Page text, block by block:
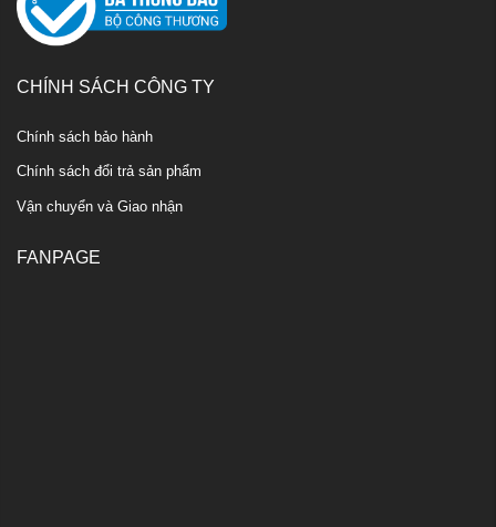
CHÍNH SÁCH CÔNG TY
Chính sách bảo hành
Chính sách đổi trả sản phẩm
Vận chuyển và Giao nhận
FANPAGE